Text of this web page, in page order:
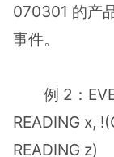
070301 的产
事件。
例 2：
READING x,
READING z)